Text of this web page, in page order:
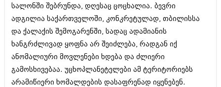
სალონში შებრუნდა, დღესაც ცოცხალია. ბევრი
ადგილია საქართველოში, კონკრეტულად, თბილისსა
და ქალაქის შემოგარენში, სადაც ადამიანის
ხანგრძლივად ყოფნა არ შეიძლება, რადგან იქ
ანომალიური მოვლენები ხდება და ძლიერი
გამოსხივებაა. უცხოპლანეტელები ამ ტერიტორიებს
არამიწიერი ხომალდების დასაფრენად იყენებენ.